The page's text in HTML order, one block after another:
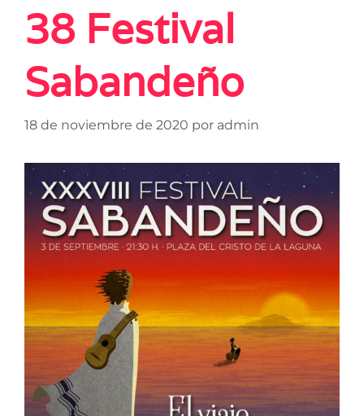
38 Festival
Sabandeño
18 de noviembre de 2020 por admin